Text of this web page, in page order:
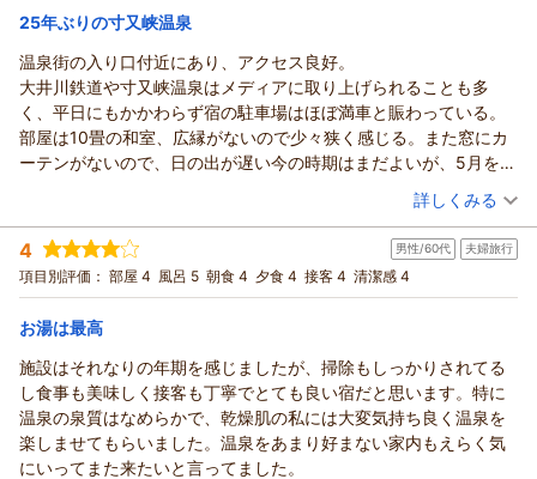
ものでしょう。大袈裟ではなく、楽しみにしていた静岡旅が台無
しになりました。
料理は美味しかったです。また、食堂の外国人スタッフの方も
笑顔で印象良かったです。でも受付等の方たちは、おもてなしの
雰囲気は全く感じられませんでした。
宿泊価格帯： 30,001円以上(大人一人あたり/税込)
25年ぶりの寸又峡温泉
温泉街の入り口付近にあり、アクセス良好。
大井川鉄道や寸又峡温泉はメディアに取り上げられることも多
く、平日にもかかわらず宿の駐車場はほぼ満車と賑わっている。
部屋は10畳の和室、広縁がないので少々狭く感じる。また窓にカ
ーテンがないので、日の出が遅い今の時期はまだよいが、5月を過
ぎると朝は明るくてゆっくり寝ていられないだろうと要らぬ心配
温泉はぬるめのお湯で、外気温が低いこの時期は露天風呂にゆっ
くりとつかり至福の時間を過ごした。お宿はほぼ満室と思われる
が、大浴場は夕、朝ともに人も少なく、のんびりできた。
ゃぶはGOOD。一方、あらかじめ多くの料理がテーブルに用意さ
れており、その後も次々と料理を運んでくるので、思わず「待っ
た」をかける。温かい料理は、さめることなく温かいままでいた
だきたいものだ。またお凌ぎの茶そばをご飯の前に持ってきたこ
とには疑問が残る。
朝食の野菜の蒸籠蒸しは他ではあまり見かけることがなく、良か
（投稿日：2026/03/25）
宿泊時期： 2026年03月宿泊 (夫婦旅行)
投稿者： kamazoさん
宿泊プラン： 【じゃらんスペシャルウィーク】スタンダードプラン［九曜紋
コース］｜厳選素材使用ワンランク上の和会席
和室 朝・夕
宿泊価格帯：
詳しくみる
4 男性/60代 夫婦旅行
項目別評価： 部屋 4 風呂 5 朝食 4 夕食 4 接客 4 清潔感 4
お湯は最高
施設はそれなりの年期を感じましたが、掃除もしっかりされてる
し食事も美味しく接客も丁寧でとても良い宿だと思います。特に
温泉の泉質はなめらかで、乾燥肌の私には大変気持ち良く温泉を
楽しませてもらいました。温泉をあまり好まない家内もえらく気
にいってまた来たいと言ってました。